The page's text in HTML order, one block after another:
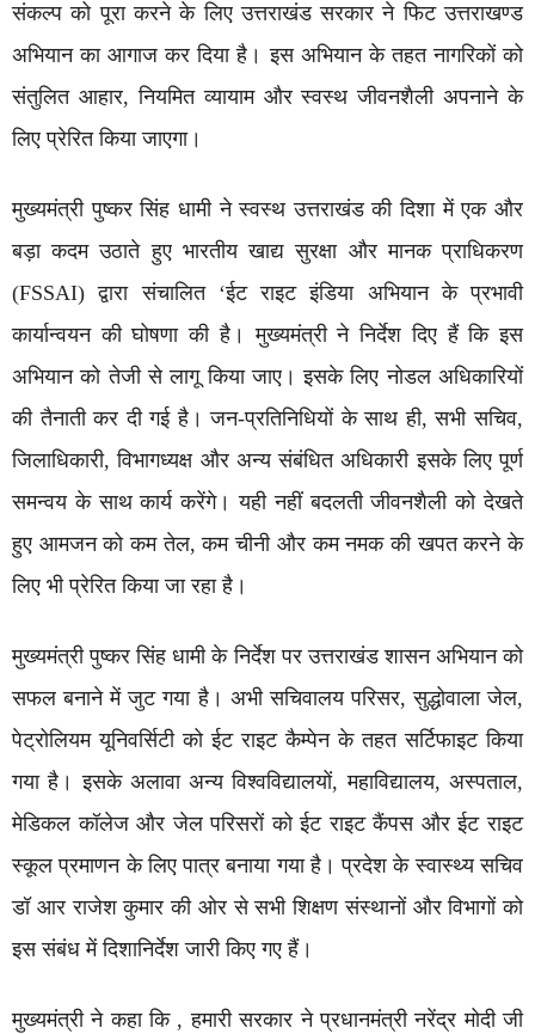
संकल्प को पूरा करने के लिए उत्तराखंड सरकार ने फिट उत्तराखण्ड
अभियान का आगाज कर दिया है। इस अभियान के तहत नागरिकों को
संतुलित आहार, नियमित व्यायाम और स्वस्थ जीवनशैली अपनाने के
लिए प्रेरित किया जाएगा।
मुख्यमंत्री पुष्कर सिंह धामी ने स्वस्थ उत्तराखंड की दिशा में एक और
बड़ा कदम उठाते हुए भारतीय खाद्य सुरक्षा और मानक प्राधिकरण
(FSSAI) द्वारा संचालित ‘ईट राइट इंडिया अभियान के प्रभावी
कार्यान्वयन की घोषणा की है। मुख्यमंत्री ने निर्देश दिए हैं कि इस
अभियान को तेजी से लागू किया जाए। इसके लिए नोडल अधिकारियों
की तैनाती कर दी गई है। जन-प्रतिनिधियों के साथ ही, सभी सचिव,
जिलाधिकारी, विभागध्यक्ष और अन्य संबंधित अधिकारी इसके लिए पूर्ण
समन्वय के साथ कार्य करेंगे। यही नहीं बदलती जीवनशैली को देखते
हुए आमजन को कम तेल, कम चीनी और कम नमक की खपत करने के
लिए भी प्रेरित किया जा रहा है।
मुख्यमंत्री पुष्कर सिंह धामी के निर्देश पर उत्तराखंड शासन अभियान को
सफल बनाने में जुट गया है। अभी सचिवालय परिसर, सुद्धोवाला जेल,
पेट्रोलियम यूनिवर्सिटी को ईट राइट कैम्पेन के तहत सर्टिफाइट किया
गया है। इसके अलावा अन्य विश्वविद्यालयों, महाविद्यालय, अस्पताल,
मेडिकल कॉलेज और जेल परिसरों को ईट राइट कैंपस और ईट राइट
स्कूल प्रमाणन के लिए पात्र बनाया गया है। प्रदेश के स्वास्थ्य सचिव
डॉ आर राजेश कुमार की ओर से सभी शिक्षण संस्थानों और विभागों को
इस संबंध में दिशानिर्देश जारी किए गए हैं।
मुख्यमंत्री ने कहा कि , हमारी सरकार ने प्रधानमंत्री नरेंद्र मोदी जी